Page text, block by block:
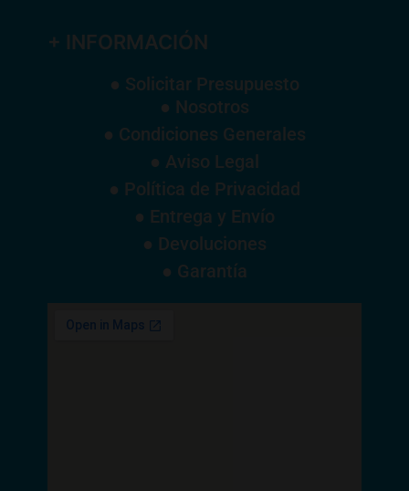
+ INFORMACIÓN
● Solicitar Presupuesto
● Nosotros
● Condiciones Generales
● Aviso Legal
● Política de Privacidad
● Entrega y Envío
● Devoluciones
● Garantía